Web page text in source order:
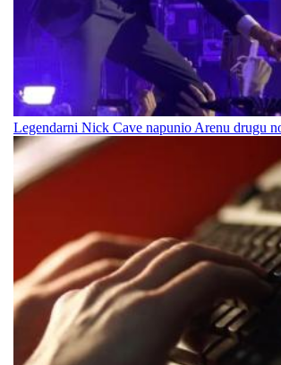
Legendarni Nick Cave napunio Arenu drugu